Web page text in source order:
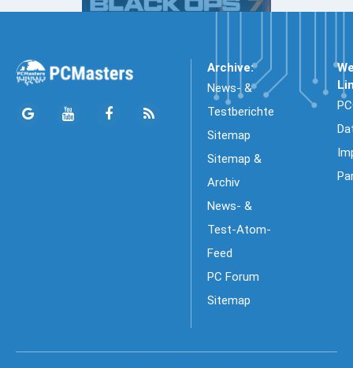
Archive:
News- &
Testberichte
Sitemap
Sitemap &
Archiv
News- &
Test-Atom-
Feed
PC Forum
Sitemap